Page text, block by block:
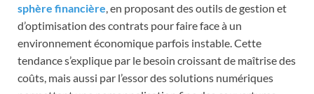
sphère financière , en proposant des outils de gestion et
d’optimisation des contrats pour faire face à un
environnement économique parfois instable. Cette
tendance s’explique par le besoin croissant de maîtrise des
coûts, mais aussi par l’essor des solutions numériques